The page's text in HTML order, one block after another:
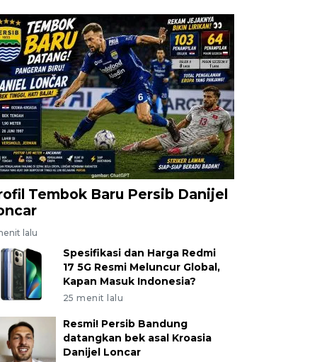
Tembok Baru Persib Danijel
lalu
Spesifikasi dan Harga Redmi
17 5G Resmi Meluncur Global,
Kapan Masuk Indonesia?
25 menit lalu
Resmi! Persib Bandung
datangkan bek asal Kroasia
Danijel Loncar